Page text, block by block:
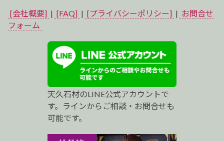
イ
ス
ト
ロ
[会社概要] | [FAQ] | [プライバシーポリシー] | お問合せ
フォーム
天久石材のLINE公式アカウントで
す。ラインからご相談・お問合せも
可能です。